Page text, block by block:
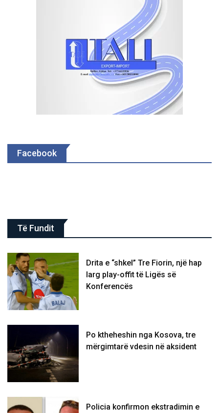
Facebook
Të Fundit
Drita e “shkel” Tre Fiorin, një hap
larg play-offit të Ligës së
Konferencës
Po ktheheshin nga Kosova, tre
mërgimtarë vdesin në aksident
Policia konfirmon ekstradimin e